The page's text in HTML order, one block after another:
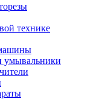
технике
умывальники